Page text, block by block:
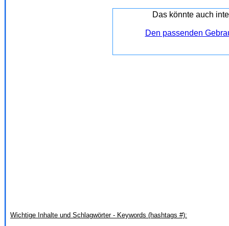
Das könnte auch
Den passenden
Wichtige Inhalte und Schlagwörter - Keywords (hashtags #):